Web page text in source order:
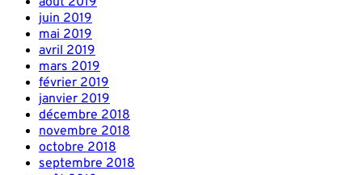
juin 2019
mai 2019
avril 2019
mars 2019
février 2019
janvier 2019
décembre 2018
novembre 2018
octobre 2018
septembre 2018